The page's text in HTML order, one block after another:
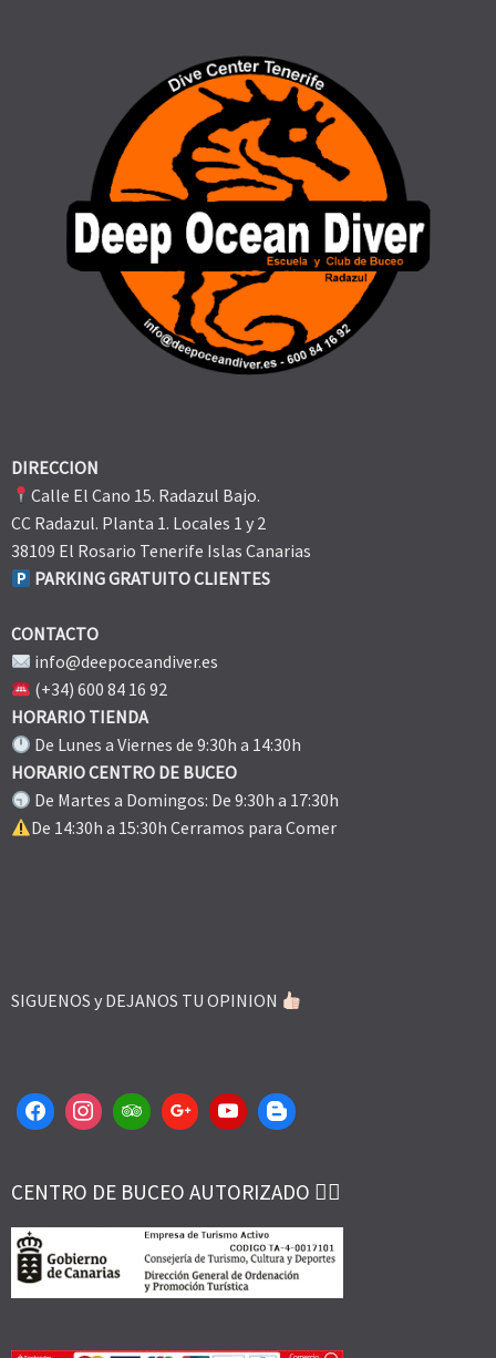
DIRECCION
Calle El Cano 15. Radazul Bajo.
CC Radazul. Planta 1. Locales 1 y 2
38109 El Rosario Tenerife Islas Canarias
PARKING GRATUITO CLIENTES
CONTACTO
info@deepoceandiver.es
(+34) 600 84 16 92
HORARIO TIENDA
De Lunes a Viernes de 9:30h a 14:30h
HORARIO CENTRO DE BUCEO
De Martes a Domingos: De 9:30h a 17:30h
De 14:30h a 15:30h Cerramos para Comer
SIGUENOS y DEJANOS TU OPINION
CENTRO DE BUCEO AUTORIZADO 👌🏻